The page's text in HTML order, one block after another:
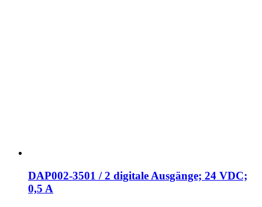
DAP002-3501 / 2 digitale Ausgänge; 24 VDC;
0,5 A